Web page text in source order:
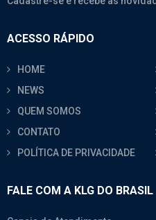
ACESSO RÁPIDO
HOME
NEWS
QUEM SOMOS
CONTATO
POLÍTICA DE PRIVACIDADE
FALE COM A KLG DO BRASIL